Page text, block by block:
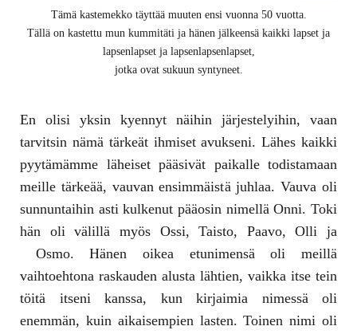
Tämä kastemekko täyttää muuten ensi vuonna 50 vuotta.
Tällä on kastettu mun kummitäti ja hänen jälkeensä kaikki lapset ja
lapsenlapset ja lapsenlapsenlapset,
jotka ovat sukuun syntyneet.
En olisi yksin kyennyt näihin järjestelyihin, vaan
tarvitsin nämä tärkeät ihmiset avukseni. Lähes kaikki
pyytämämme läheiset pääsivät paikalle todistamaan
meille tärkeää, vauvan ensimmäistä juhlaa. Vauva oli
sunnuntaihin asti kulkenut pääosin nimellä Onni. Toki
hän oli välillä myös Ossi, Taisto, Paavo, Olli ja
Osmo. Hänen oikea etunimensä oli meillä
vaihtoehtona raskauden alusta lähtien, vaikka itse tein
töitä itseni kanssa, kun kirjaimia nimessä oli
enemmän, kuin aikaisempien lasten. Toinen nimi oli